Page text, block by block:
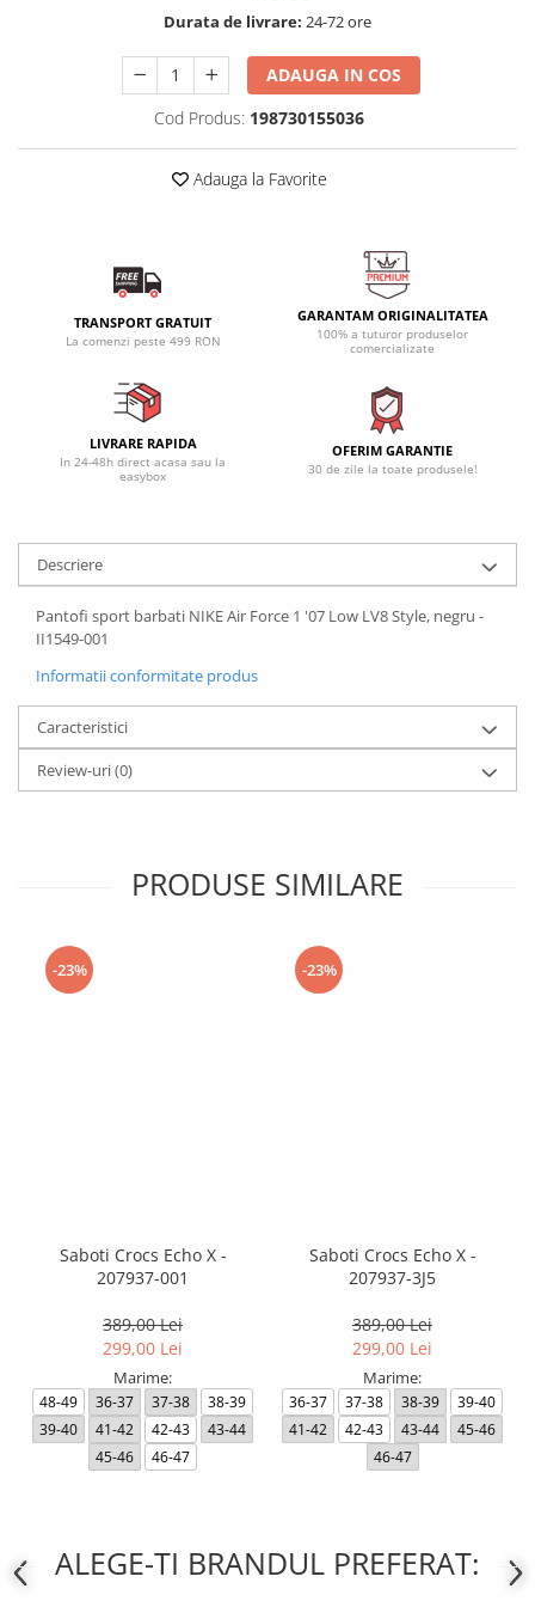
Durata de livrare: 24-72 ore
ADAUGA IN COS
Cod Produs: 198730155036
Adauga la Favorite
TRANSPORT GRATUIT
La comenzi peste 499 RON
GARANTAM ORIGINALITATEA
100% a tuturor produselor
comercializate
LIVRARE RAPIDA
In 24-48h direct acasa sau la
easybox
OFERIM GARANTIE
30 de zile la toate produsele!
Descriere
Pantofi sport barbati NIKE Air Force 1 '07 Low LV8 Style, negru -
II1549-001
Informatii conformitate produs
Caracteristici
Review-uri(0)
PRODUSE SIMILARE
-23%
Saboti Crocs Echo X -
207937-001
389,00 Lei
299,00 Lei
Marime:
48-49 36-37 37-38
38-39
39-40
41-42 42-43
43-44
45-46
46-47
-23%
Saboti Crocs Echo X -
207937-3J5
389,00 Lei
299,00 Lei
Marime:
36-37 37-38 38-39
39-40
41-42
42-43 43-44
45-46
46-47
ALEGE-TI BRANDUL PREFERAT: